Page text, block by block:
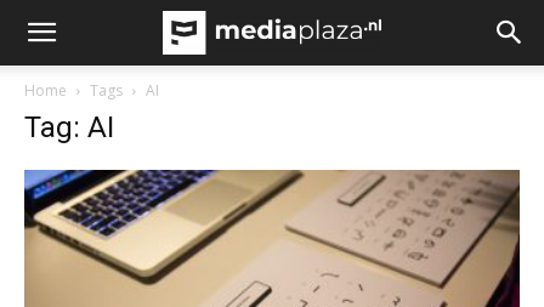
Home Tags AI
Tag: AI